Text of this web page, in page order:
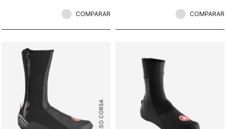
COMPARAR COMPARAR
ROSSO CORSA